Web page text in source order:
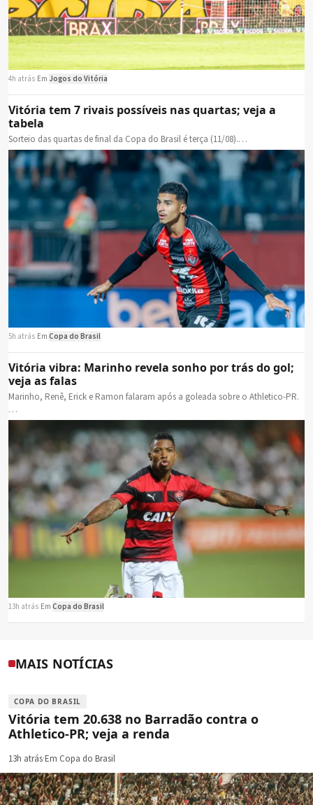
4h atrás Em Jogos do Vitória
Vitória tem 7 rivais possíveis nas quartas; veja a
tabela
Sorteio das quartas de final da Copa do Brasil é terça (11/08).…
5h atrás Em Copa do Brasil
Vitória vibra: Marinho revela sonho por trás do gol;
veja as falas
Marinho, Renê, Erick e Ramon falaram após a goleada sobre o Athletico-PR.
…
13h atrás Em Copa do Brasil
MAIS NOTÍCIAS
COPA DO BRASIL
Vitória tem 20.638 no Barradão contra o
Athletico-PR; veja a renda
13h atrás·Em Copa do Brasil